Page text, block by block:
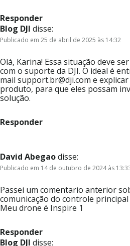
Responder
Blog DJI disse:
Publicado em 25 de abril de 2025 às 14:32
Olá, Karina! Essa situação deve
com o suporte da DJI. O ideal é
mail support.br@dji.com e
produto, para que eles possam
solução.
Responder
David Abegaodisse:
Publicado em 14 de outubro de 2024 às
Passei um comentario anterior
comunicação do controle
Meu drone é Inspire 1
Responder
Blog DJI disse: